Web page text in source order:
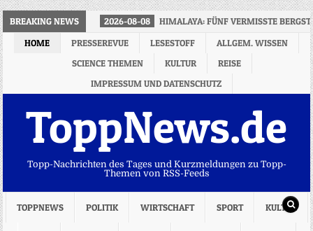
BREAKING NEWS 2026-08-08
HIMALAYA: FÜNF VERMISSTE
HOME
PRESSEREVUE LESESTOFF
ALLGEM. WISSEN
SCIENCE THEMEN
KULTUR
REISE
IMPRESSUM UND DATENSCHUTZ
ToppNews.de
Topp-Nachrichten des Tages und Kurzmeldungen zu Topp-
Themen von RSS-Feeds
TOPPNEWS POLITIK WIRTSCHAFT SPORT KULTUR